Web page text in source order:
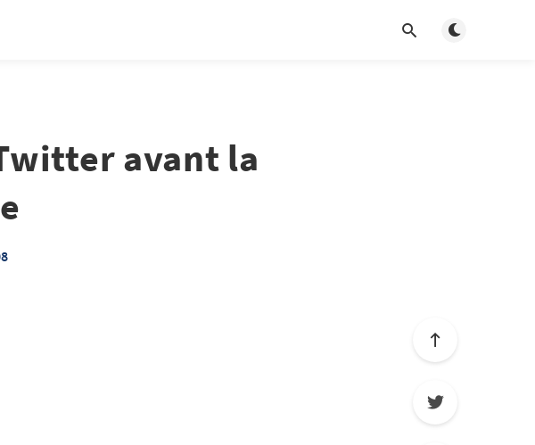
Basculer en
avant la